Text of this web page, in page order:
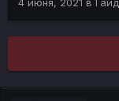
4 июня, 2021 в